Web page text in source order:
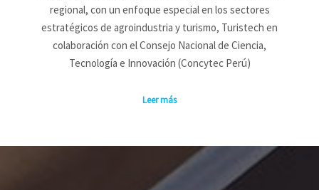
regional, con un enfoque especial en los sectores
estratégicos de agroindustria y turismo, Turistech en
colaboración con el Consejo Nacional de Ciencia,
Tecnología e Innovación (Concytec Perú)
Leer más